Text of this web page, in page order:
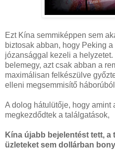
Ezt Kína semmiképpen sem
biztosak abban, hogy Peking
józansággal kezeli a
belemegy, azt csak abban a
maximálisan felkészülve
elleni megsemmisítő
A dolog hátulütője, hogy amint
megkezdődtek a találgatások,
Kína újabb bejelentést tett,
üzleteket sem dollárban